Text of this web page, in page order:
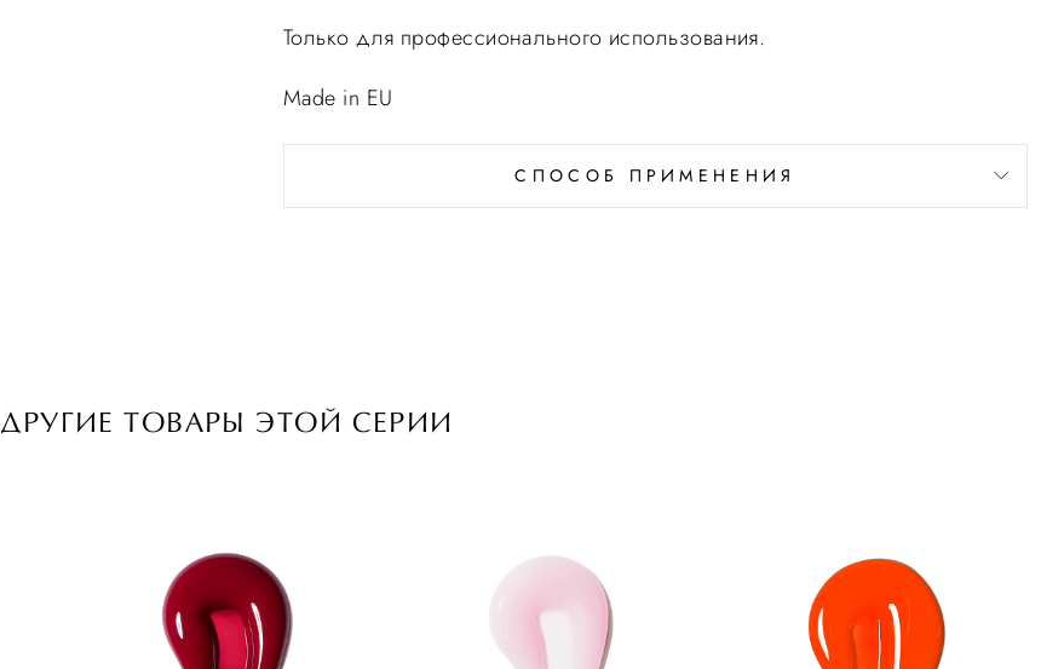
Только для профессионального использования.
Made in EU
СПОСОБ ПРИМЕНЕНИЯ
ДРУГИЕ ТОВАРЫ ЭТОЙ СЕРИИ